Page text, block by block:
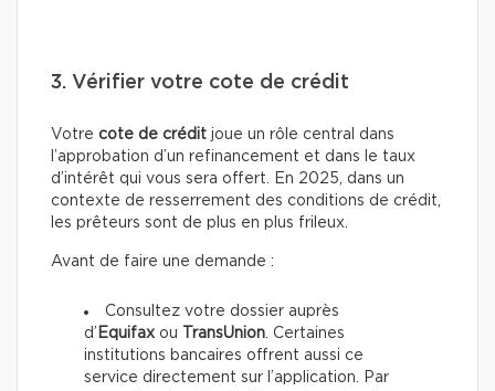
3. Vérifier votre cote de crédit
Votre cote de crédit joue un rôle central dans
l’approbation d’un refinancement et dans le taux
d’intérêt qui vous sera offert. En 2025, dans un
contexte de resserrement des conditions de crédit,
les prêteurs sont de plus en plus frileux.
Avant de faire une demande :
Consultez votre dossier auprès
d’ Equifax ou TransUnion. Certaines
institutions bancaires offrent aussi ce
service directement sur l’application. Par